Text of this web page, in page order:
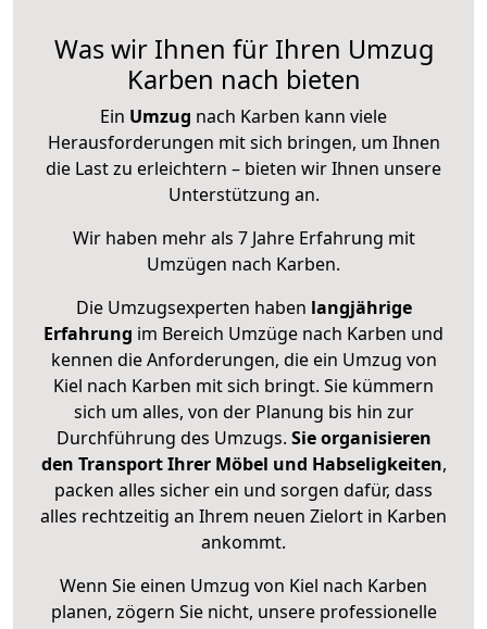
Was wir Ihnen für Ihren Umzug
Karben nach bieten
Ein Umzug nach Karben kann viele
Herausforderungen mit sich bringen, um Ihnen
die Last zu erleichtern – bieten wir Ihnen unsere
Unterstützung an.
Wir haben mehr als 7 Jahre Erfahrung mit
Umzügen nach Karben.
Die Umzugsexperten haben langjährige
Erfahrung im Bereich Umzüge nach Karben und
kennen die Anforderungen, die ein Umzug von
Kiel nach Karben mit sich bringt. Sie kümmern
sich um alles, von der Planung bis hin zur
Durchführung des Umzugs. Sie organisieren
den Transport Ihrer Möbel und Habseligkeiten,
packen alles sicher ein und sorgen dafür, dass
alles rechtzeitig an Ihrem neuen Zielort in Karben
ankommt.
Wenn Sie einen Umzug von Kiel nach Karben
planen, zögern Sie nicht, unsere professionelle